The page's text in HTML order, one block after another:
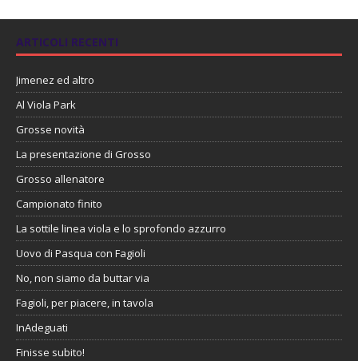
ARTICOLI RECENTI
Jimenez ed altro
Al Viola Park
Grosse novità
La presentazione di Grosso
Grosso allenatore
Campionato finito
La sottile linea viola e lo sprofondo azzurro
Uovo di Pasqua con Fagioli
No, non siamo da buttar via
Fagioli, per piacere, in tavola
InAdeguati
Finisse subito!